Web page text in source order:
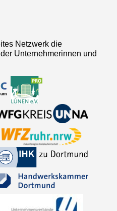
Netzwerk die
Unternehmerinnen und